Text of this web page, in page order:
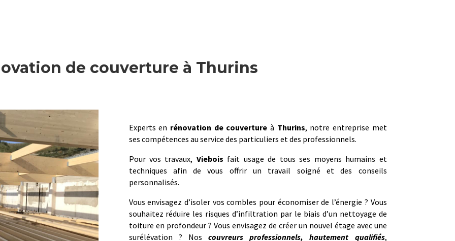
de couverture à Thurins
Experts en rénovation de couverture à Thurins, notre entreprise met
ses compétences au service des particuliers et des professionnels.
Pour vos travaux, Viebois fait usage de tous ses moyens humains et
techniques afin de vous offrir un travail soigné et des conseils
personnalisés.
Vous envisagez d’isoler vos combles pour économiser de l’énergie ? Vous
souhaitez réduire les risques d’infiltration par le biais d’un nettoyage de
toiture en profondeur ? Vous envisagez de créer un nouvel étage avec une
surélévation ? Noscouvreurs professionnels, hautement qualifiés,